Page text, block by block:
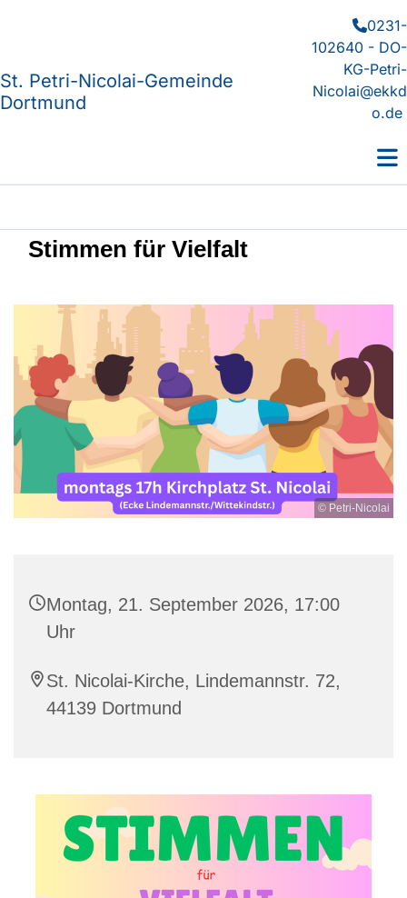
St. Petri-Nicolai-Gemeinde
Dortmund
0231-
102640 - DO-
KG-Petri-
Nicolai@ekkd
o.de
Stimmen für Vielfalt
© Petri-Nicolai
Montag, 21. September 2026, 17:00
Uhr
St. Nicolai-Kirche, Lindemannstr. 72,
44139 Dortmund